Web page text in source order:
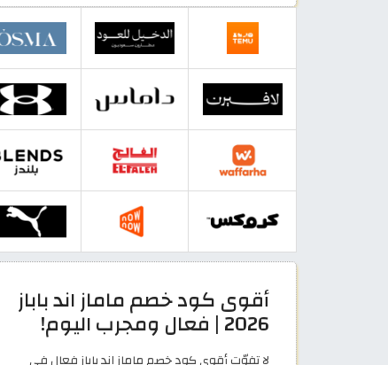
أقوى كود خصم ماماز اند باباز
2026 | فعال ومجرب اليوم!
لا تفوّت أقوى كود خصم ماماز اند باباز فعال في